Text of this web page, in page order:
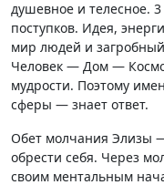
душевное и телесное.
поступков. Идея,
мир людей и
Человек — Дом —
мудрости. Поэтому
сферы — знает ответ.
Обет молчания Элизы
обрести себя. Через
своим ментальным